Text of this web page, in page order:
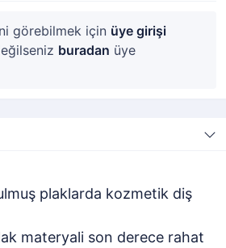
görebilmek için üye girişi
buradan üye
plaklarda kozmetik diş
materyali son derece rahat